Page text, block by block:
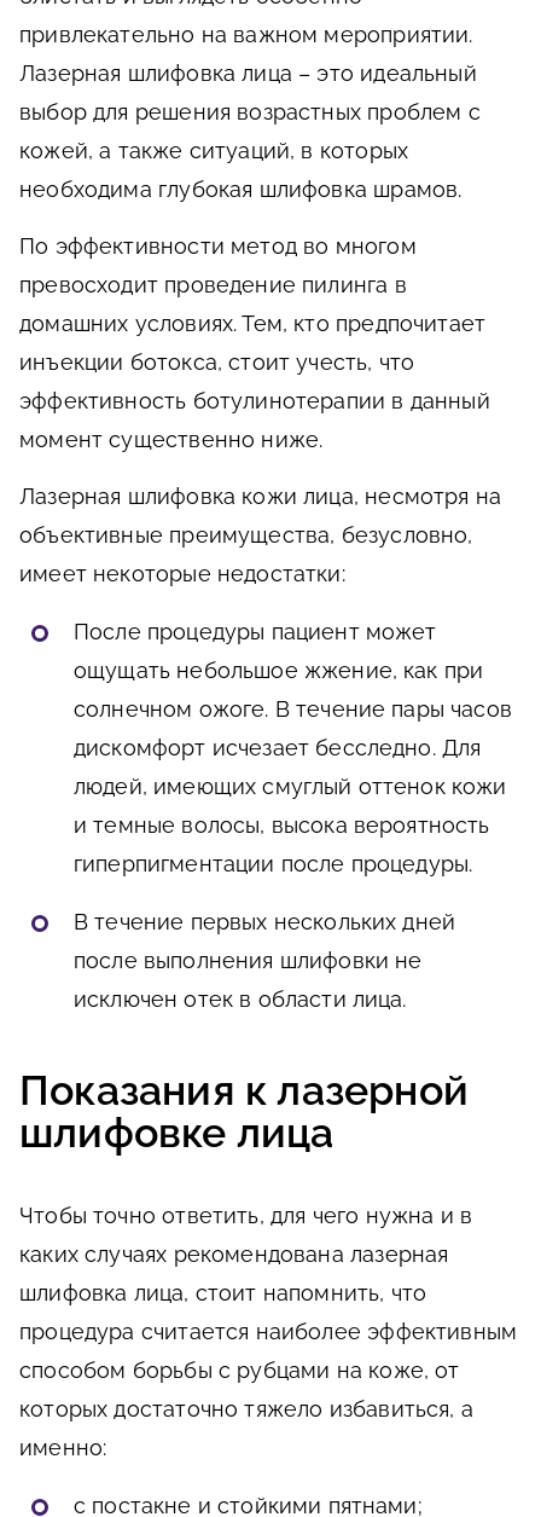
привлекательно на важном мероприятии.
Лазерная шлифовка лица – это идеальный
выбор для решения возрастных проблем с
кожей, а также ситуаций, в которых
необходима глубокая шлифовка шрамов.
По эффективности метод во многом
превосходит проведение пилинга в
домашних условиях. Тем, кто предпочитает
инъекции ботокса, стоит учесть, что
эффективность ботулинотерапии в данный
момент существенно ниже.
Лазерная шлифовка кожи лица, несмотря на
объективные преимущества, безусловно,
имеет некоторые недостатки:
После процедуры пациент может
ощущать небольшое жжение, как при
солнечном ожоге. В течение пары часов
дискомфорт исчезает бесследно. Для
людей, имеющих смуглый оттенок кожи
и темные волосы, высока вероятность
гиперпигментации после процедуры.
В течение первых нескольких дней
после выполнения шлифовки не
исключен отек в области лица.
Показания к лазерной
шлифовке лица
Чтобы точно ответить, для чего нужна и в
каких случаях рекомендована лазерная
шлифовка лица, стоит напомнить, что
процедура считается наиболее эффективным
способом борьбы с рубцами на коже, от
которых достаточно тяжело избавиться, а
именно:
с постакне и стойкими пятнами;